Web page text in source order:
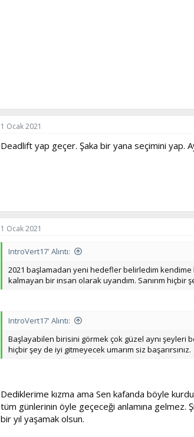
1 Ocak 2021
Deadlift yap geçer. Şaka bir yana seçimini yap.
1 Ocak 2021
IntroVert17' Alıntı:
2021 başlamadan yeni hedefler belirledim kendime
kalmayan bir insan olarak uyandım. Sanırım
IntroVert17' Alıntı:
Başlayabilen birisini görmek çok güzel aynı şeyleri
hiçbir şey de iyi gitmeyecek umarım siz başarırsınız.
Dediklerime kızma ama Sen kafanda böyle
tüm günlerinin öyle geçeceği anlamına gelmez.
bir yıl yaşamak olsun.